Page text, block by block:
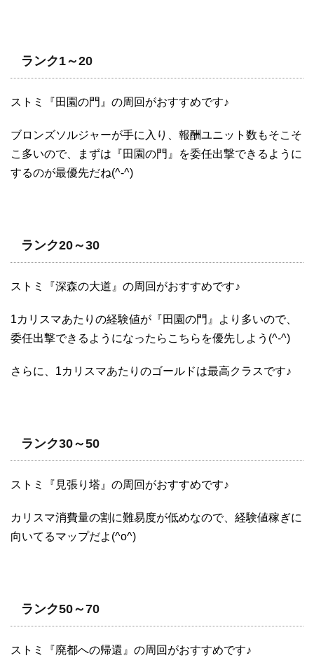
ランク1～20
ストミ『田園の門』の周回がおすすめです♪
ブロンズソルジャーが手に入り、報酬ユニット数もそこそ
こ多いので、まずは『田園の門』を委任出撃できるように
するのが最優先だね(^-^)
ランク20～30
ストミ『深森の大道』の周回がおすすめです♪
1カリスマあたりの経験値が『田園の門』より多いので、
委任出撃できるようになったらこちらを優先しよう(^-^)
さらに、1カリスマあたりのゴールドは最高クラスです♪
ランク30～50
ストミ『見張り塔』の周回がおすすめです♪
カリスマ消費量の割に難易度が低めなので、経験値稼ぎに
向いてるマップだよ(^o^)
ランク50～70
ストミ『廃都への帰還』の周回がおすすめです♪